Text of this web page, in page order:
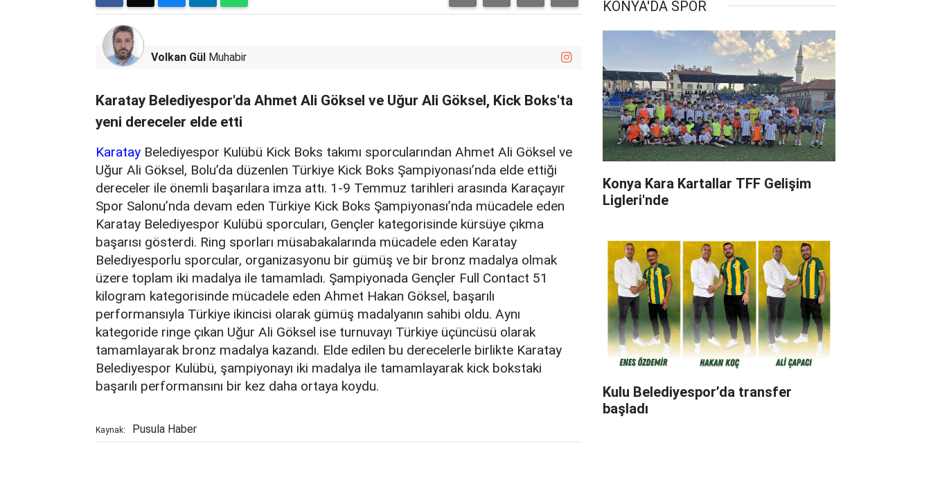
Volkan Gül Muhabir
Karatay Belediyespor'da Ahmet Ali Göksel ve Uğur Ali Göksel, Kick Boks'ta
yeni dereceler elde etti
Karatay Belediyespor Kulübü Kick Boks takımı sporcularından Ahmet Ali Göksel ve
Uğur Ali Göksel, Bolu’da düzenlen Türkiye Kick Boks Şampiyonası’nda elde ettiği
dereceler ile önemli başarılara imza attı. 1-9 Temmuz tarihleri arasında Karaçayır
Spor Salonu’nda devam eden Türkiye Kick Boks Şampiyonası’nda mücadele eden
Karatay Belediyespor Kulübü sporcuları, Gençler kategorisinde kürsüye çıkma
başarısı gösterdi. Ring sporları müsabakalarında mücadele eden Karatay
Belediyesporlu sporcular, organizasyonu bir gümüş ve bir bronz madalya olmak
üzere toplam iki madalya ile tamamladı. Şampiyonada Gençler Full Contact 51
kilogram kategorisinde mücadele eden Ahmet Hakan Göksel, başarılı
performansıyla Türkiye ikincisi olarak gümüş madalyanın sahibi oldu. Aynı
kategoride ringe çıkan Uğur Ali Göksel ise turnuvayı Türkiye üçüncüsü olarak
tamamlayarak bronz madalya kazandı. Elde edilen bu derecelerle birlikte Karatay
Belediyespor Kulübü, şampiyonayı iki madalya ile tamamlayarak kick bokstaki
başarılı performansını bir kez daha ortaya koydu.
Kaynak: Pusula Haber
KONYA'DA SPOR
Konya Kara Kartallar TFF Gelişim
Ligleri'nde
Kulu Belediyespor’da transfer
başladı